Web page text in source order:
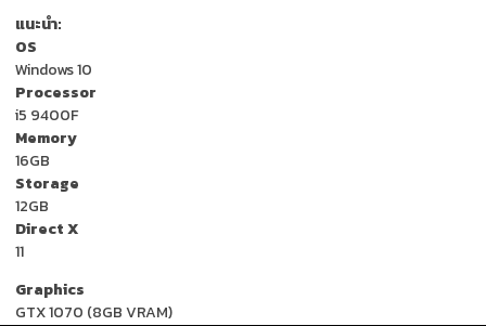
แนะนำ:
OS
Windows 10
Processor
i5 9400F
Memory
16GB
Storage
12GB
Direct X
11
Graphics
GTX 1070 (8GB VRAM)